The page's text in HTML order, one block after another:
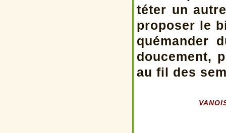
téter un
proposer le
quémander
doucement,
au fil des